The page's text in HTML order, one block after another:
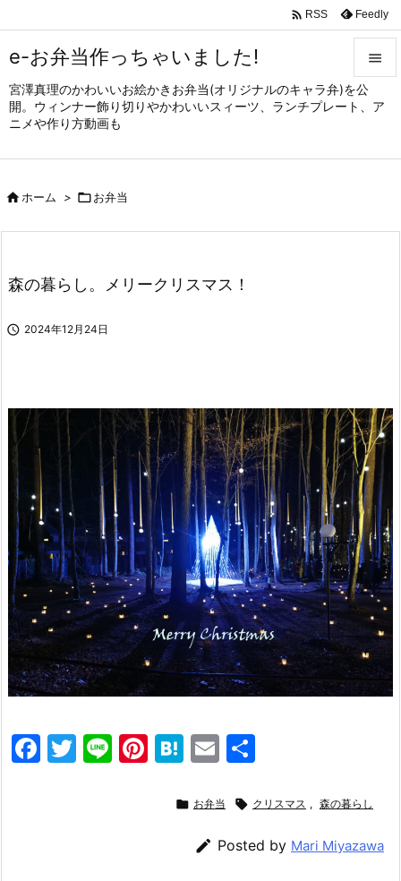
e-お弁当作っちゃいました!
宮澤真理のかわいいお絵かきお弁当(オリジナルのキャラ弁)を公
開。ウィンナー飾り切りやかわいいスィーツ、ランチプレート、ア
ニメや作り方動画も


メニュ
サイド

 RSS Feedly
ホーム > お弁当
森の暮らし。メリークリスマス！
 2024年12月24日
F
T
Li Pi H
e
a
E
ai
l
 お弁当  クリスマス , 森の暮らし
 Posted by Mari Miyazawa